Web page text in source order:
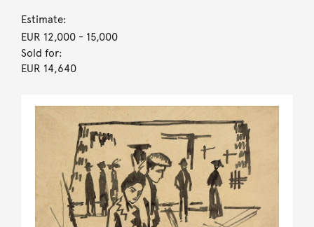
Estimate:
EUR 12,000- 15,000
Sold for:
EUR 14,640